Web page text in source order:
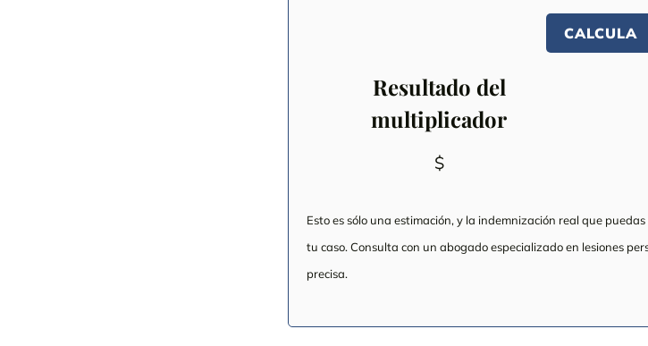
CALCULA
Resultado del
multiplicador
$
Esto es sólo una estimación, y la indemnización real que
tu caso. Consulta con un abogado especializado en lesiones
precisa.